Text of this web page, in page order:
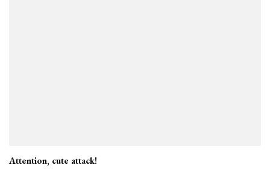
Attention, cute attack!